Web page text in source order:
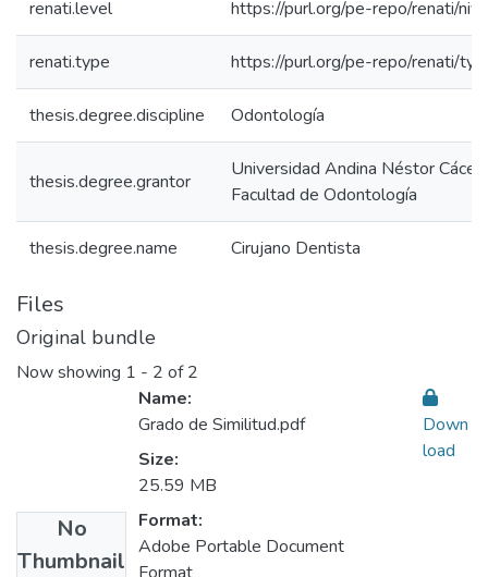
renati.level https://purl.org/pe-repo/renati/
renati.type https://purl.org/pe-repo/renati/
thesis.degree.discipline Odontología
thesis.degree.grantor
Universidad Andina Néstor
Facultad de Odontología
thesis.degree.name Cirujano Dentista
Files
Original bundle
Now showing 1 - 2 of 2
No
Thumbnail
Name:
Grado de Similitud.pdf
Size:
25.59 MB
Format:
Adobe Portable Document
Down
load